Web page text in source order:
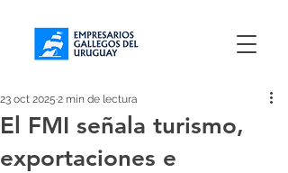
El FMI señala turismo,
exportaciones e
23 oct 2025 2 min de lectura